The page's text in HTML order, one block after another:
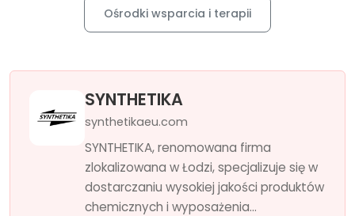
Ośrodki wsparcia i terapii
SYNTHETIKA
synthetikaeu.com
SYNTHETIKA, renomowana firma
zlokalizowana w Łodzi, specjalizuje się w
dostarczaniu wysokiej jakości produktów
chemicznych i wyposażenia...